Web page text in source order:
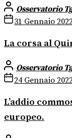
Osservatorio
31 Gennaio
La corsa al
Osservatorio
24 Gennaio
L’addio
europeo.